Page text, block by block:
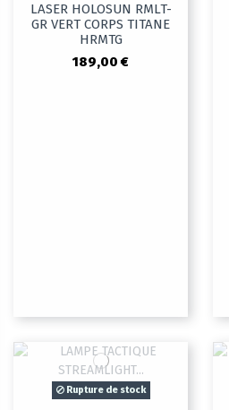
LASER HOLOSUN RMLT-
GR VERT CORPS TITANE
HRMTG
189,00 €
Rupture de stock